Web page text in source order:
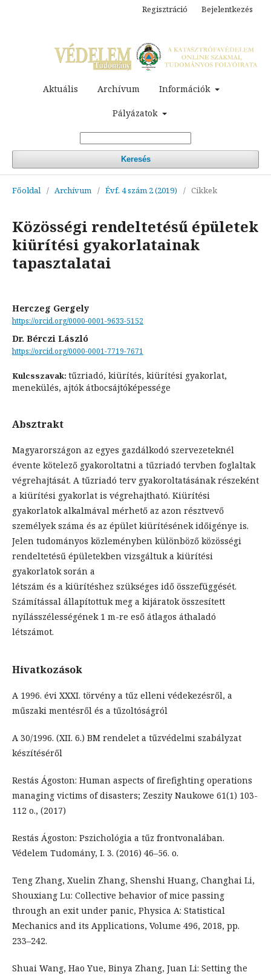
Aktuális Archívum Információk
Pályázatok
Keresés
Regisztráció Bejelentkezés
Főoldal / Archívum / Évf. 4 szám 2 (2019) / Cikkek
Közösségi rendeltetésű épületek
kiürítési gyakorlatainak
tapasztalatai
Herczeg Gergely
https://orcid.org/0000-0001-9633-5152
Dr. Bérczi László
https://orcid.org/0000-0001-7719-7671
Kulcsszavak: tűzriadó, kiürítés, kiürítési gyakorlat,
menekülés, ajtók átbocsájtóképessége
Absztrakt
Magyarországon az egyes gazdálkodó szervezeteknél
évente kötelező gyakoroltatni a tűzriadó tervben foglaltak
végrehajtását. A tűzriadó terv gyakoroltatásának részeként
a kiürítési gyakorlat is végrehajtható. Kiürítési
gyakorlatok alkalmával mérhető az azon résztvevő
személyek száma és az épület kiürítésének időigénye is.
Jelen tudományos közleményben különböző közösségi
rendeltetésű épületekben vizsgáltuk a kiürítési
gyakorlatok során a
létszám és a kiürítéshez szükséges idő összefüggését.
Számítással állapítottuk meg a kijáratok összesített
nyílásszélességének 1 m-re eső átlagos áthaladó
létszámot.
Hivatkozások
A 1996. évi XXXI. törvény a tűz elleni védekezésről, a
műszaki mentésről és a tűzoltóságról
A 30/1996. (XII. 6.) BM rendelet a tűzvédelmi szabályzat
készítéséről
Restás Ágoston: Human aspects of firefighting operations
managing victims of disasters; Zeszity Naukowe 61(1) 103-
112 o., (2017)
Restás Ágoston: Pszichológia a tűz frontvonalában.
Védelem Tudomány, I. 3. (2016) 46–56. o.
Teng Zhang, Xuelin Zhang, Shenshi Huang, Changhai Li,
Shouxiang Lu: Collective behavior of mice passing
through an exit under panic, Physica A: Statistical
Mechanics and its Applications, Volume 496, 2018, pp.
233–242.
Shuai Wang, Hao Yue, Binya Zhang, Juan Li: Setting the